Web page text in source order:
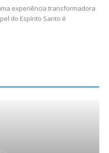
experiência transformadora
do Espírito Santo é